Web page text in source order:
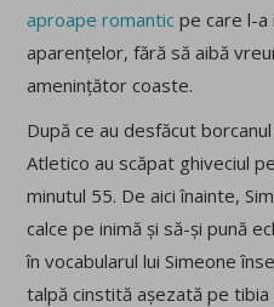
aproape romantic pe care l-a
aparențelor, fără să aibă
amenințător coaste.
După ce au desfăcut
Atletico au scăpat ghiveciul
minutul 55. De aici înainte,
calce pe inimă și să-și pună
în vocabularul lui Simeone
talpă cinstită așezată pe tibia